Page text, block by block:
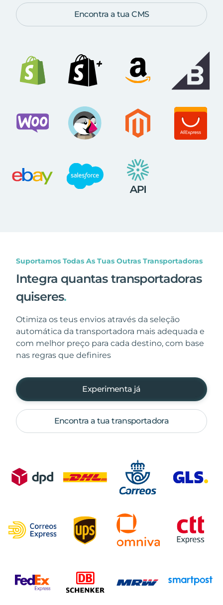
Encontra a tua CMS
Suportamos Todas As Tuas Outras Transportadoras
Integra quantas transportadoras
quiseres.
Otimiza os teus envios através da seleção
automática da transportadora mais adequada e
com melhor preço para cada destino, com base
nas regras que definires
Experimenta já
Encontra a tua transportadora